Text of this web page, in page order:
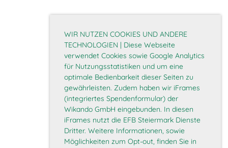
WIR NUTZEN COOKIES UND ANDERE
TECHNOLOGIEN | Diese Webseite
verwendet Cookies sowie Google Analytics
für Nutzungsstatistiken und um eine
optimale Bedienbarkeit dieser Seiten zu
gewährleisten. Zudem haben wir iFrames
(integriertes Spendenformular) der
Wikando GmbH eingebunden. In diesen
iFrames nutzt die EFB Steiermark Dienste
Dritter. Weitere Informationen, sowie
Möglichkeiten zum Opt-out, finden Sie in